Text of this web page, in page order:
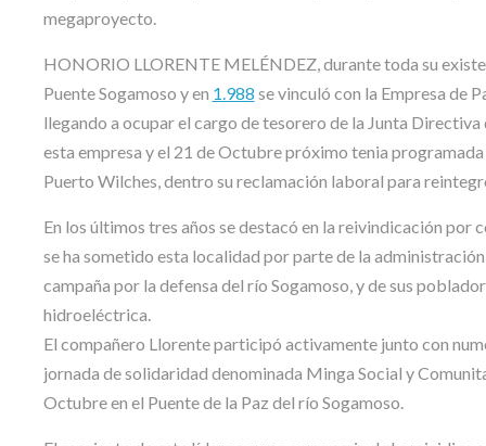
megaproyecto.
HONORIO LLORENTE MELÉNDEZ, durante toda su
Puente Sogamoso y en 1.988 se vinculó con la Empresa de
llegando a ocupar el cargo de tesorero de la Junta
esta empresa y el 21 de Octubre próximo tenia
Puerto Wilches, dentro su reclamación laboral para
En los últimos tres años se destacó en la reivindicación
se ha sometido esta localidad por parte de la
campaña por la defensa del río Sogamoso, y de sus
hidroeléctrica.
El compañero Llorente participó activamente junto con
jornada de solidaridad denominada Minga Social y
Octubre en el Puente de la Paz del río Sogamoso.